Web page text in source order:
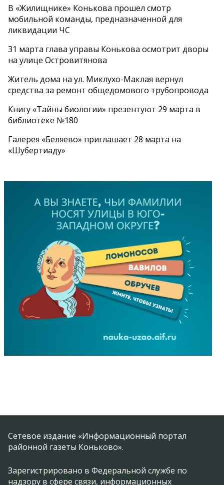
В «Жилищнике» Конькова прошел смотр
мобильной команды, предназначенной для
ликвидации ЧС
31 марта глава управы Конькова осмотрит дворы
на улице Островитянова
Житель дома на ул. Миклухо-Маклая вернул
средства за ремонт общедомового трубопровода
Книгу «Тайны биологии» презентуют 29 марта в
библиотеке №180
Галерея «Беляево» приглашает 28 марта на
«Шубертиаду»
Сетевое издание «Информационный портал
районной газеты Коньково».
Зарегистрировано в Федеральной службе по
надзору в сфере связи, информационных